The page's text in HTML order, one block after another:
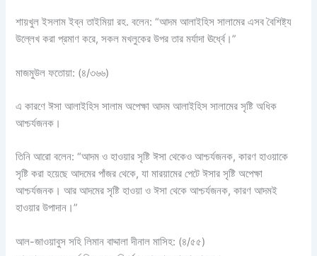
শায়খুল ইসলাম ইব্‌ন তাইমিয়া রহ. বলেন: “আদম আলাইহিস সালামের এসব বৈশিষ্ট্য
উল্লেখ করা প্রমাণ করে, সকল মখলুকের উপর তার মর্যাদা ঊর্ধ্বে।”
মাজমুউল ফতোয়া: (৪/৩৬৬)
এ কারণে ঈসা আলাইহিস সালাম অপেক্ষা আদম আলাইহিস সালামের সৃষ্টি অধিক
আশ্চর্যজনক।
তিনি আরো বলেন: “আদম ও হাওয়ার সৃষ্টি ঈসা থেকেও আশ্চর্যজনক, কারণ হাওয়াকে
সৃষ্টি করা হয়েছে আদমের পাঁজর থেকে, যা মারয়ামের পেটে ঈসার সৃষ্টি অপেক্ষা
আশ্চর্যজনক। আর আদমের সৃষ্টি হাওয়া ও ঈসা থেকে আশ্চর্যজনক, কারণ আদমই
হাওয়ার উপাদান।”
আল-জাওয়াবুস সহি লিমান বাদ্দালা দীনাল মাসিহ: (৪/৫৫)